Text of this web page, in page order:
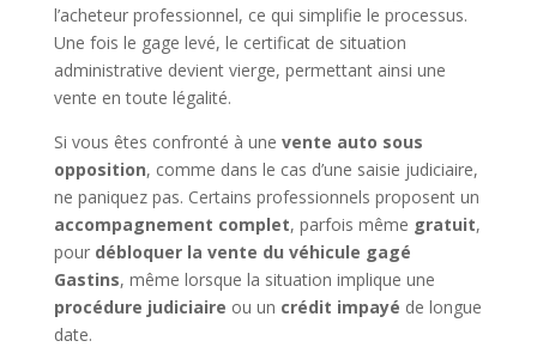
l’acheteur professionnel, ce qui simplifie le processus.
Une fois le gage levé, le certificat de situation
administrative devient vierge, permettant ainsi une
vente en toute légalité.
Si vous êtes confronté à une vente auto sous
opposition, comme dans le cas d’une saisie judiciaire,
ne paniquez pas. Certains professionnels proposent un
accompagnement complet, parfois même gratuit,
pour débloquer la vente du véhicule gagé
Gastins, même lorsque la situation implique une
procédure judiciaire ou un crédit impayé de longue
date.